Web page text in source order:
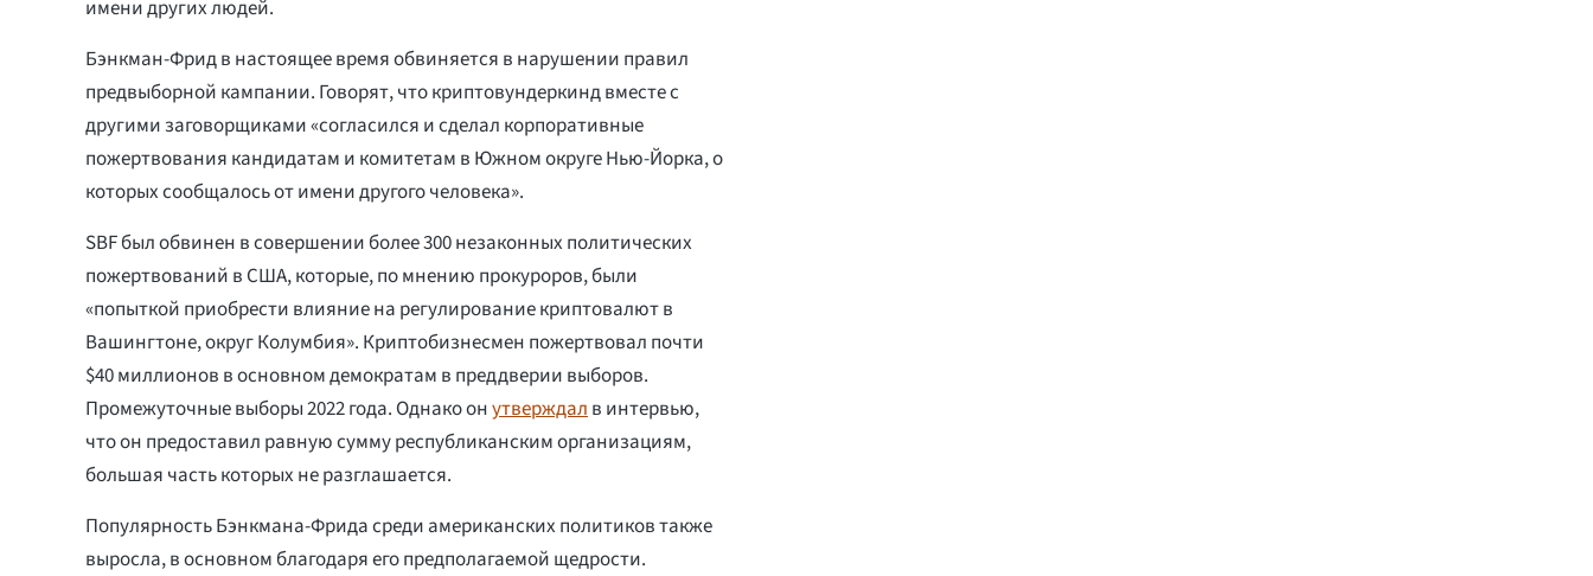
имени других людей.
Бэнкман-Фрид в настоящее время обвиняется в нарушении правил
предвыборной кампании. Говорят, что криптовундеркинд вместе с
другими заговорщиками «согласился и сделал корпоративные
пожертвования кандидатам и комитетам в Южном округе Нью-Йорка, о
которых сообщалось от имени другого человека».
SBF был обвинен в совершении более 300 незаконных политических
пожертвований в США, которые, по мнению прокуроров, были
«попыткой приобрести влияние на регулирование криптовалют в
Вашингтоне, округ Колумбия». Криптобизнесмен пожертвовал почти
$40 миллионов в основном демократам в преддверии выборов.
Промежуточные выборы 2022 года. Однако онутверждал в интервью,
что он предоставил равную сумму республиканским организациям,
большая часть которых не разглашается.
Популярность Бэнкмана-Фрида среди американских политиков также
выросла, в основном благодаря его предполагаемой щедрости.